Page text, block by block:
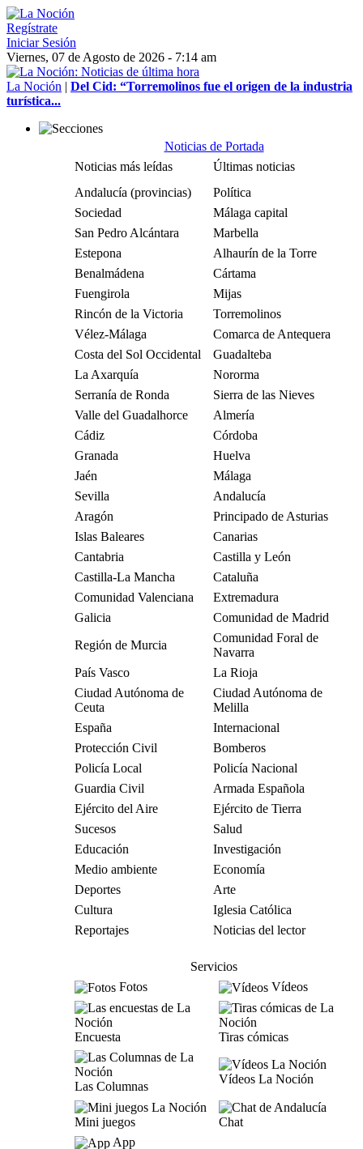
Regístrate
Iniciar Sesión
Viernes, 07 de Agosto de 2026 - 7:14 am
La Noción | Del Cid: “Torremolinos fue el origen de la industria
turística...
Noticias de Portada
Noticias más leídas
Últimas noticias
Andalucía (provincias)
Política
Sociedad
Málaga capital
San Pedro Alcántara
Marbella
Estepona
Alhaurín de la Torre
Benalmádena
Cártama
Fuengirola
Mijas
Rincón de la Victoria
Torremolinos
Vélez-Málaga
Comarca de Antequera
Costa del Sol Occidental
Guadalteba
La Axarquía
Nororma
Serranía de Ronda
Sierra de las Nieves
Valle del Guadalhorce
Almería
Cádiz
Córdoba
Granada
Huelva
Jaén
Málaga
Sevilla
Andalucía
Aragón
Principado de Asturias
Islas Baleares
Canarias
Cantabria
Castilla y León
Castilla-La Mancha
Cataluña
Comunidad Valenciana
Extremadura
Galicia
Comunidad de Madrid
Región de Murcia
Comunidad Foral de
Navarra
País Vasco
La Rioja
Ciudad Autónoma de
Ceuta
Ciudad Autónoma de
Melilla
España
Internacional
Protección Civil
Bomberos
Policía Local
Policía Nacional
Guardia Civil
Armada Española
Ejército del Aire
Ejército de Tierra
Sucesos
Salud
Educación
Investigación
Medio ambiente
Economía
Deportes
Arte
Cultura
Iglesia Católica
Reportajes
Noticias del lector
Servicios
Fotos
Vídeos
Encuesta Tiras cómicas
Las Columnas
Vídeos La Noción
Mini juegos
Chat
App